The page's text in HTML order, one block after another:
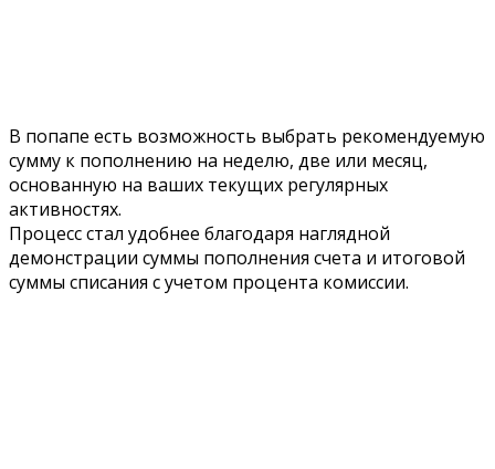
В попапе есть возможность выбрать рекомендуемую
сумму к пополнению на неделю, две или месяц,
основанную на ваших текущих регулярных
активностях.
Процесс стал удобнее благодаря наглядной
демонстрации суммы пополнения счета и итоговой
суммы списания с учетом процента комиссии.